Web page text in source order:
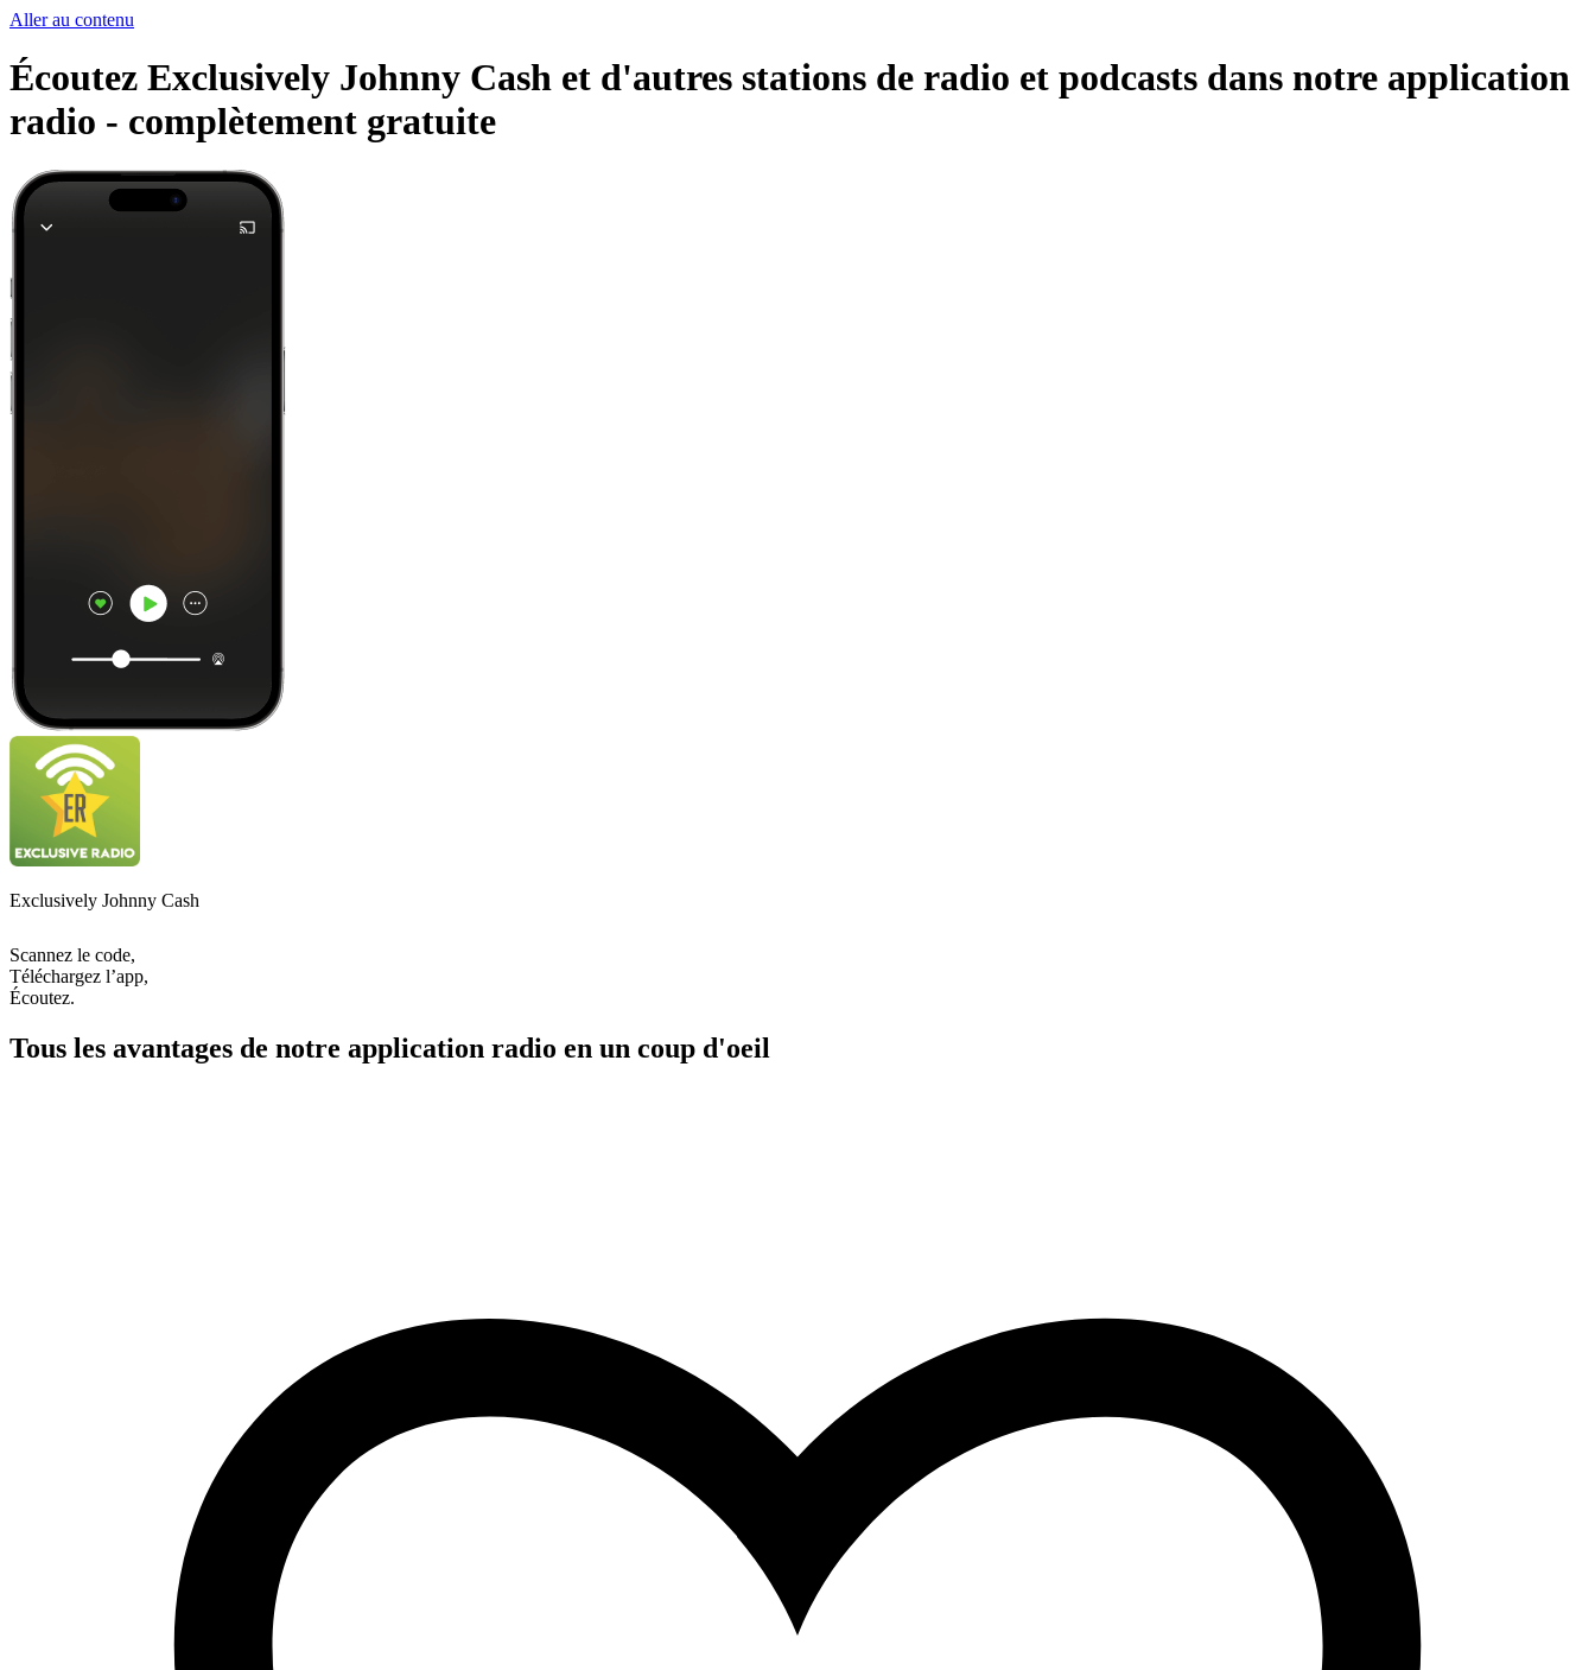
Aller au contenu
Écoutez Exclusively Johnny Cash et d'autres stations de radio et podcasts dans notre application
radio - complètement gratuite
Exclusively Johnny Cash
Scannez le code,
Téléchargez l’app,
Écoutez.
Tous les avantages de notre application radio en un coup d'oeil